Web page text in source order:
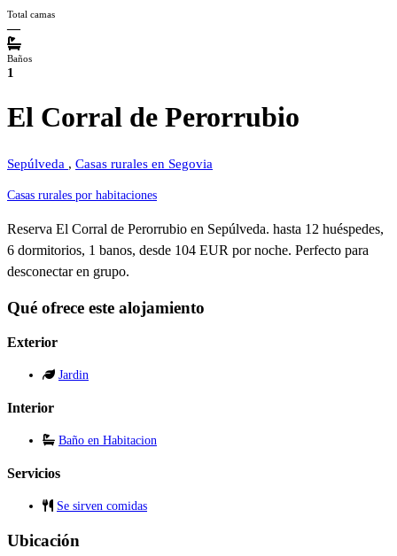
Total camas
—
Baños
1
El Corral de Perorrubio
Sepúlveda , Casas rurales en Segovia
Casas rurales por habitaciones
Reserva El Corral de Perorrubio en Sepúlveda. hasta 12 huéspedes,
6 dormitorios, 1 banos, desde 104 EUR por noche. Perfecto para
desconectar en grupo.
Qué ofrece este alojamiento
Exterior
Jardin
Interior
Baño en Habitacion
Servicios
Se sirven comidas
Ubicación